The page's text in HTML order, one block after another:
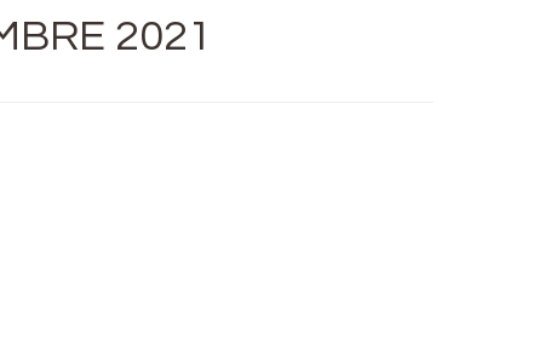
2021